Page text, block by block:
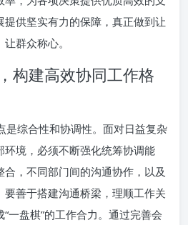
供坚实有力的保障，真正做到让
群众称心。
构建高效协同工作格
是综合性和协调性。面对日益复杂
环境，必须不断强化统筹协调能
，不同部门间的沟通协作，以及
善于搭建沟通桥梁，理顺工作关
一盘棋”的工作合力。通过完善会